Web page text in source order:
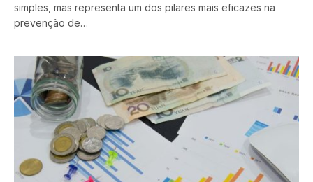
simples, mas representa um dos pilares mais eficazes na
prevenção de…